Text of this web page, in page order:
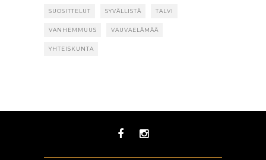
SUOSITTELUT SYVÄLLISTÄ TALVI
VANHEMMUUS VAUVAELÄMÄÄ
YHTEISKUNTA